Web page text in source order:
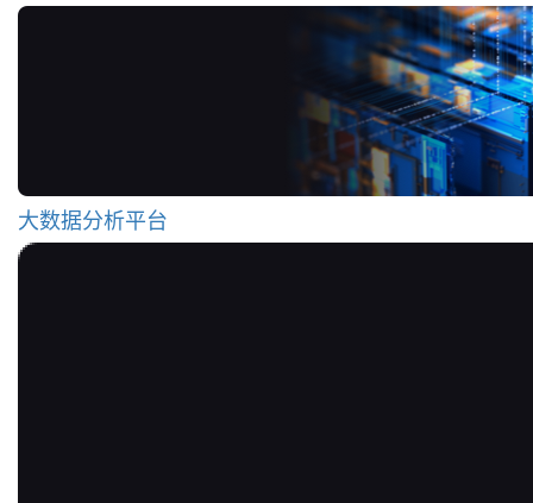
大数据分析平台